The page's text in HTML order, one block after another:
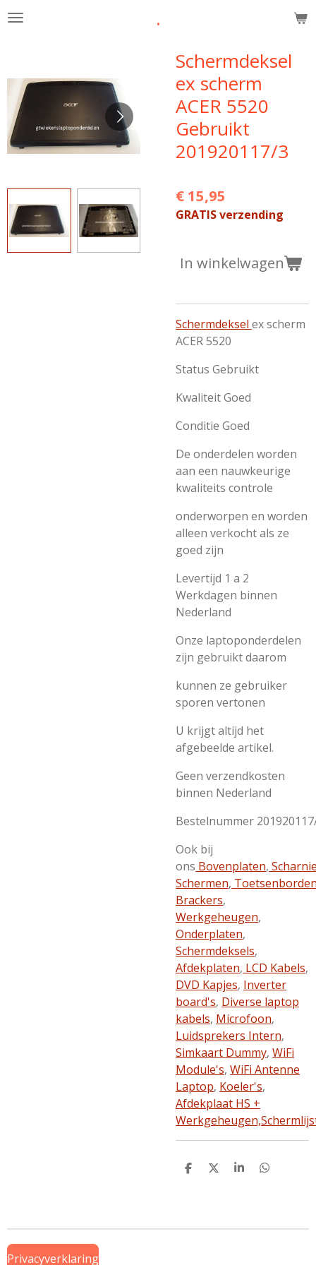
Ga
hoofdinhoud
.
Schermdeksel
ex scherm
ACER 5520
Gebruikt
201920117/3
€ 15,95
GRATIS verzending
In winkelwagen
Schermdeksel ex scherm
ACER 5520
Status Gebruikt
Kwaliteit Goed
Conditie Goed
De onderdelen worden
aan een nauwkeurige
kwaliteits controle
onderworpen en worden
alleen verkocht als ze
goed zijn
Levertijd 1 a 2
Werkdagen binnen
Nederland
Onze laptoponderdelen
zijn gebruikt daarom
kunnen ze gebruiker
sporen vertonen
U krijgt altijd het
afgebeelde artikel.
Geen verzendkosten
binnen Nederland
Bestelnummer
Ook bij
ons Bovenplaten,
Schermen,
Brackers,
Werkgeheugen,
Onderplaten,
Schermdeksels,
Afdekplaten, LCD Kabels,
DVD Kapjes, Inverter
board's, Diverse laptop
kabels, Microfoon,
Luidsprekers Intern,
Simkaart Dummy, WiFi
Module's, WiFi Antenne
Laptop, Koeler's,
Afdekplaat HS +
Werkgeheugen,
D
D
S
D
Privacyverklaring